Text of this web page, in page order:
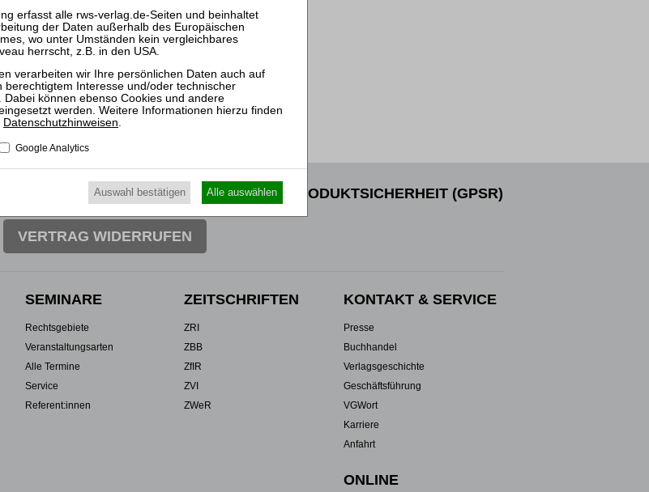
NUTZUNGSBESTIMMUNGEN/AGB PRODUKTSICHERHEIT (GPSR)
VERTRAG WIDERRUFEN
SEMINARE
Rechtsgebiete
Veranstaltungsarten
Alle Termine
Service
Referent:innen
ZEITSCHRIFTEN
ZRI
ZBB
ZfIR
ZVI
ZWeR
KONTAKT & SERVICE
Presse
Buchhandel
Verlagsgeschichte
Geschäftsführung
VGWort
Karriere
Anfahrt
ONLINE
Datenschutzhinweisen.
Google Analytics
Auswahl bestätigen Alle auswählen